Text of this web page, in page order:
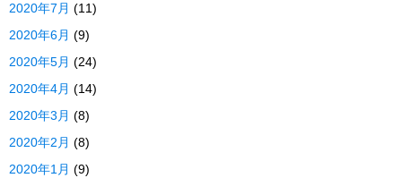
2020年7月 (11)
2020年6月 (9)
2020年5月 (24)
2020年4月 (14)
2020年3月 (8)
2020年2月 (8)
2020年1月 (9)